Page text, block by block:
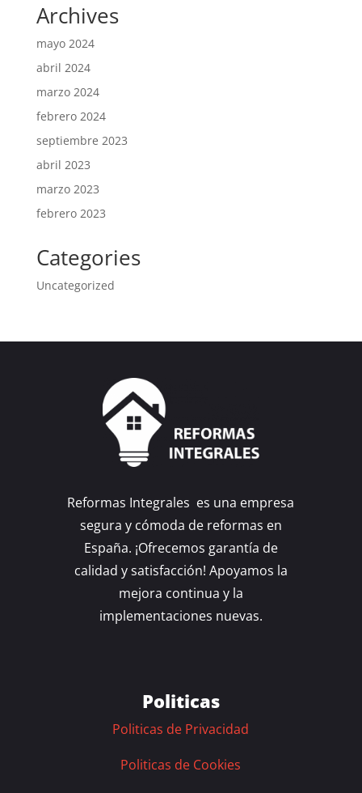
Archives
mayo 2024
abril 2024
marzo 2024
febrero 2024
septiembre 2023
abril 2023
marzo 2023
febrero 2023
Categories
Uncategorized
Reformas Integrales es una empresa
segura y cómoda de reformas en
España. ¡Ofrecemos garantía de
calidad y satisfacción! Apoyamos la
mejora continua y la
implementaciones nuevas.
Politicas
Politicas de Privacidad
Politicas de Cookies